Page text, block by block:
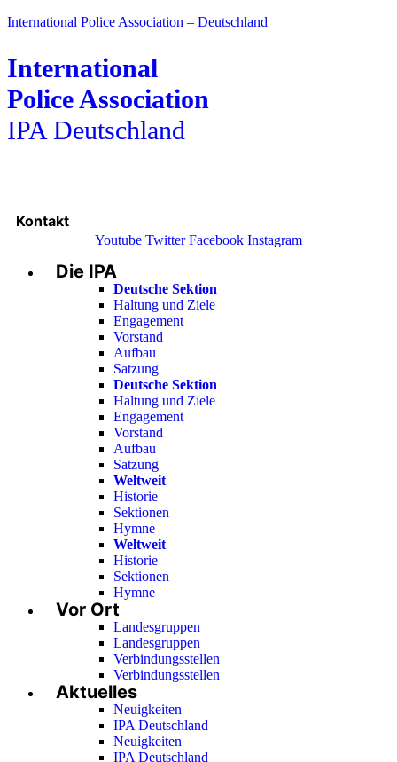
International Police Association – Deutschland
International
Police Association
IPA Deutschland
Kontakt
Youtube Twitter Facebook Instagram
Menu
Die IPA
Deutsche Sektion
Haltung und Ziele
Engagement
Vorstand
Aufbau
Satzung
Deutsche Sektion
Haltung und Ziele
Engagement
Vorstand
Aufbau
Satzung
Weltweit
Historie
Sektionen
Hymne
Weltweit
Historie
Sektionen
Hymne
Vor Ort
Landesgruppen
Landesgruppen
Verbindungsstellen
Verbindungsstellen
Aktuelles
Neuigkeiten
IPA Deutschland
Neuigkeiten
IPA Deutschland